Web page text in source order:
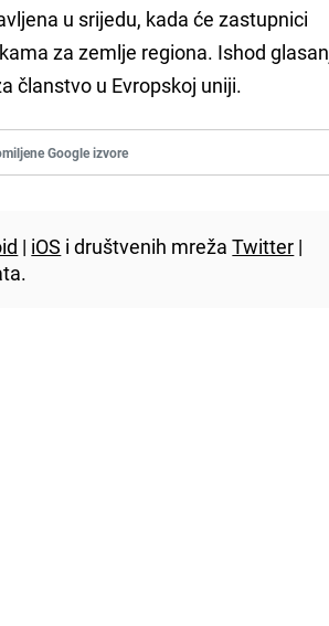
u srijedu, kada će zastupnici
za zemlje regiona. Ishod
članstvo u Evropskoj uniji.
Google izvore
| iOS i društvenih mrežaTwitter |